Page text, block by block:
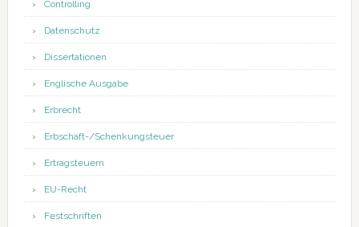
Controlling
Datenschutz
Dissertationen
Englische Ausgabe
Erbrecht
Erbschaft-/Schenkungsteuer
Ertragsteuern
EU-Recht
Festschriften